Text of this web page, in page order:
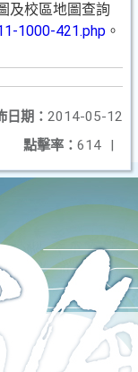
及校區地圖查詢
1000-421.php 。
日期： 2014-05-12
點擊率： 614 |